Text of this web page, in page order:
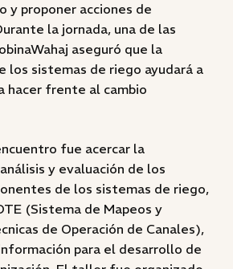
y proponer acciones de
la jornada, una de las
aseguró que la
los sistemas de riego ayudará a
hacer frente al cambio
fue acercar la
y evaluación de los
de los sistemas de riego,
(Sistema de Mapeos y
de Operación de Canales),
para el desarrollo de